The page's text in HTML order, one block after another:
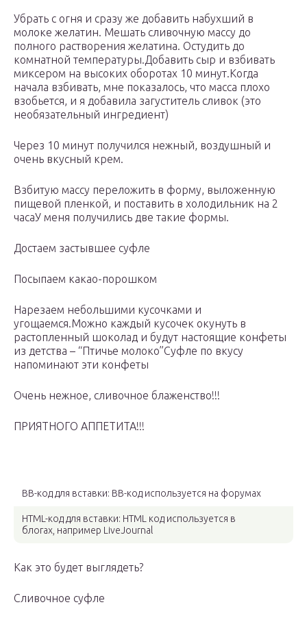
Убрать с огня и сразу же добавить набухший в
молоке желатин. Мешать сливочную массу до
полного растворения желатина. Остудить до
комнатной температуры.Добавить сыр и взбивать
миксером на высоких оборотах 10 минут.Когда
начала взбивать, мне показалось, что масса плохо
взобьется, и я добавила загуститель сливок (это
необязательный ингредиент)
Через 10 минут получился нежный, воздушный и
очень вкусный крем.
Взбитую массу переложить в форму, выложенную
пищевой пленкой, и поставить в холодильник на 2
часаУ меня получились две такие формы.
Достаем застывшее суфле
Посыпаем какао-порошком
Нарезаем небольшими кусочками и
угощаемся.Можно каждый кусочек окунуть в
растопленный шоколад и будут настоящие конфеты
из детства – “Птичье молоко”Суфле по вкусу
напоминают эти конфеты
Очень нежное, сливочное блаженство!!!
ПРИЯТНОГО АППЕТИТА!!!
BB-код для вставки: BB-код используется на форумах
HTML-код для вставки: HTML код используется в
блогах, например LiveJournal
Как это будет выглядеть?
Сливочное суфле